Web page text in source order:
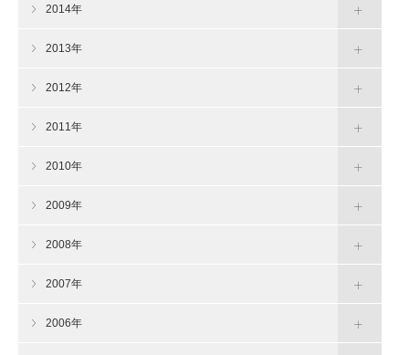
2014年
2013年
2012年
2011年
2010年
2009年
2008年
2007年
2006年